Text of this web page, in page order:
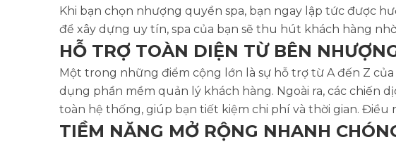
Khi bạn chọn nhượng quyền spa, bạn ngay lập tức được
để xây dựng uy tín, spa của bạn sẽ thu hút khách hàng
HỖ TRỢ TOÀN DIỆN TỪ BÊN
Một trong những điểm cộng lớn là sự hỗ trợ từ A đến Z
dụng phần mềm quản lý khách hàng. Ngoài ra, các chiến
toàn hệ thống, giúp bạn tiết kiệm chi phí và thời gian.
TIỀM NĂNG MỞ RỘNG NHANH